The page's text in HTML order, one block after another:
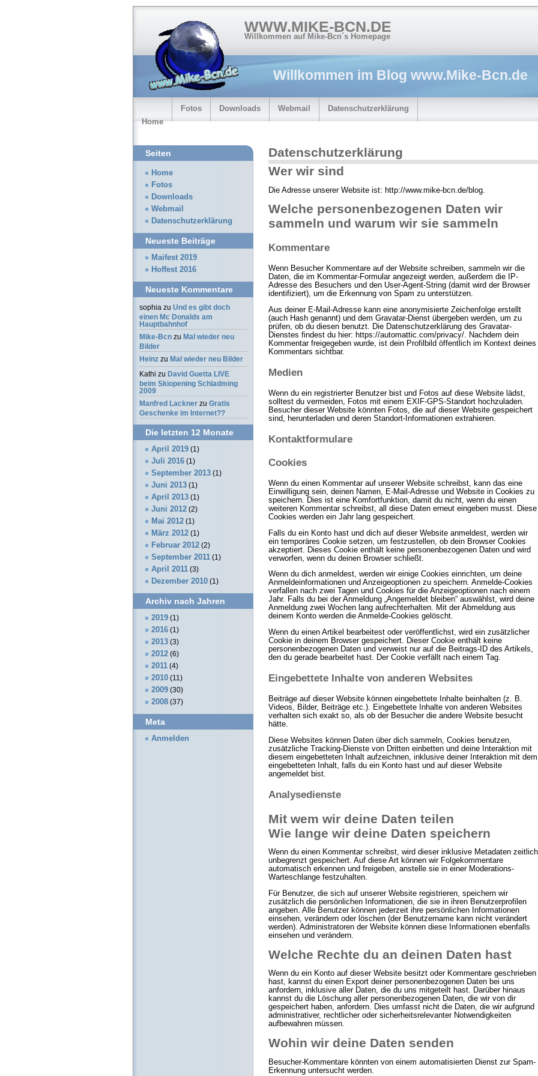
WWW.MIKE-BCN.DE
Willkommen auf Mike-Bcn´s Homepage
Willkommen im Blog www.Mike-Bcn.de
Home
Fotos Downloads Webmail Datenschutzerklärung
Datenschutzerklärung
Wer wir sind
Die Adresse unserer Website ist: http://www.mike-bcn.de/blog.
Welche personenbezogenen Daten wir
sammeln und warum wir sie sammeln
Kommentare
Wenn Besucher Kommentare auf der Website schreiben, sammeln wir die
Daten, die im Kommentar-Formular angezeigt werden, außerdem die IP-
Adresse des Besuchers und den User-Agent-String (damit wird der Browser
identifiziert), um die Erkennung von Spam zu unterstützen.
Aus deiner E-Mail-Adresse kann eine anonymisierte Zeichenfolge erstellt
(auch Hash genannt) und dem Gravatar-Dienst übergeben werden, um zu
prüfen, ob du diesen benutzt. Die Datenschutzerklärung des Gravatar-
Dienstes findest du hier: https://automattic.com/privacy/. Nachdem dein
Kommentar freigegeben wurde, ist dein Profilbild öffentlich im Kontext deines
Kommentars sichtbar.
Medien
Wenn du ein registrierter Benutzer bist und Fotos auf diese Website lädst,
solltest du vermeiden, Fotos mit einem EXIF-GPS-Standort hochzuladen.
Besucher dieser Website könnten Fotos, die auf dieser Website gespeichert
sind, herunterladen und deren Standort-Informationen extrahieren.
Kontaktformulare
Cookies
Wenn du einen Kommentar auf unserer Website schreibst, kann das eine
Einwilligung sein, deinen Namen, E-Mail-Adresse und Website in Cookies zu
speichern. Dies ist eine Komfortfunktion, damit du nicht, wenn du einen
weiteren Kommentar schreibst, all diese Daten erneut eingeben musst. Diese
Cookies werden ein Jahr lang gespeichert.
Falls du ein Konto hast und dich auf dieser Website anmeldest, werden wir
ein temporäres Cookie setzen, um festzustellen, ob dein Browser Cookies
akzeptiert. Dieses Cookie enthält keine personenbezogenen Daten und wird
verworfen, wenn du deinen Browser schließt.
Wenn du dich anmeldest, werden wir einige Cookies einrichten, um deine
Anmeldeinformationen und Anzeigeoptionen zu speichern. Anmelde-Cookies
verfallen nach zwei Tagen und Cookies für die Anzeigeoptionen nach einem
Jahr. Falls du bei der Anmeldung „Angemeldet bleiben“ auswählst, wird deine
Anmeldung zwei Wochen lang aufrechterhalten. Mit der Abmeldung aus
deinem Konto werden die Anmelde-Cookies gelöscht.
Wenn du einen Artikel bearbeitest oder veröffentlichst, wird ein zusätzlicher
Cookie in deinem Browser gespeichert. Dieser Cookie enthält keine
personenbezogenen Daten und verweist nur auf die Beitrags-ID des Artikels,
den du gerade bearbeitet hast. Der Cookie verfällt nach einem Tag.
Eingebettete Inhalte von anderen Websites
Beiträge auf dieser Website können eingebettete Inhalte beinhalten (z. B.
Videos, Bilder, Beiträge etc.). Eingebettete Inhalte von anderen Websites
verhalten sich exakt so, als ob der Besucher die andere Website besucht
hätte.
Diese Websites können Daten über dich sammeln, Cookies benutzen,
zusätzliche Tracking-Dienste von Dritten einbetten und deine Interaktion mit
diesem eingebetteten Inhalt aufzeichnen, inklusive deiner Interaktion mit dem
eingebetteten Inhalt, falls du ein Konto hast und auf dieser Website
angemeldet bist.
Analysedienste
Mit wem wir deine Daten teilen
Wie lange wir deine Daten speichern
Wenn du einen Kommentar schreibst, wird dieser inklusive Metadaten zeitlich
unbegrenzt gespeichert. Auf diese Art können wir Folgekommentare
automatisch erkennen und freigeben, anstelle sie in einer Moderations-
Warteschlange festzuhalten.
Für Benutzer, die sich auf unserer Website registrieren, speichern wir
zusätzlich die persönlichen Informationen, die sie in ihren Benutzerprofilen
angeben. Alle Benutzer können jederzeit ihre persönlichen Informationen
einsehen, verändern oder löschen (der Benutzername kann nicht verändert
werden). Administratoren der Website können diese Informationen ebenfalls
einsehen und verändern.
Welche Rechte du an deinen Daten hast
Wenn du ein Konto auf dieser Website besitzt oder Kommentare geschrieben
hast, kannst du einen Export deiner personenbezogenen Daten bei uns
anfordern, inklusive aller Daten, die du uns mitgeteilt hast. Darüber hinaus
kannst du die Löschung aller personenbezogenen Daten, die wir von dir
gespeichert haben, anfordern. Dies umfasst nicht die Daten, die wir aufgrund
administrativer, rechtlicher oder sicherheitsrelevanter Notwendigkeiten
aufbewahren müssen.
Wohin wir deine Daten senden
Besucher-Kommentare könnten von einem automatisierten Dienst zur Spam-
Erkennung untersucht werden.
Seiten
Home
Fotos
Downloads
Webmail
Datenschutzerklärung
Neueste Beiträge
Maifest 2019
Hoffest 2016
Neueste Kommentare
sophia zu Und es gibt doch
einen Mc Donalds am
Hauptbahnhof
Mike-Bcn zu Mal wieder neu
Bilder
Heinz zu Mal wieder neu Bilder
Kathi zu David Guetta LIVE
beim Skiopening Schladming
2009
Manfred Lackner zu Gratis
Geschenke im Internet??
Die letzten 12 Monate
April 2019 (1)
Juli 2016 (1)
September 2013 (1)
Juni 2013 (1)
April 2013 (1)
Juni 2012 (2)
Mai 2012 (1)
März 2012 (1)
Februar 2012 (2)
September 2011 (1)
April 2011 (3)
Dezember 2010 (1)
Archiv nach Jahren
2019 (1)
2016 (1)
2013 (3)
2012 (6)
2011 (4)
2010 (11)
2009 (30)
2008 (37)
Meta
Anmelden